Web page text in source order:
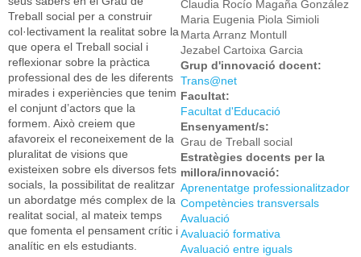
Treball social per a construir
col·lectivament la realitat sobre la
que opera el Treball social i
reflexionar sobre la pràctica
professional des de les diferents
mirades i experiències que tenim
el conjunt d’actors que la
formem. Això creiem que
afavoreix el reconeixement de la
pluralitat de visions que
existeixen sobre els diversos fets
socials, la possibilitat de realitzar
un abordatge més complex de la
realitat social, al mateix temps
que fomenta el pensament crític i
analític en els estudiants.
Claudia Rocío Magaña González
Maria Eugenia Piola Simioli
Marta Arranz Montull
Jezabel Cartoixa Garcia
Grup d'innovació docent:
Trans@net
Facultat:
Facultat d'Educació
Ensenyament/s:
Grau de Treball social
Estratègies docents per la
millora/innovació:
Aprenentatge professionalitzador
Competències transversals
Avaluació
Avaluació formativa
Avaluació entre iguals